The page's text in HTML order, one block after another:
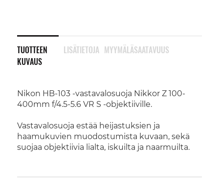
TUOTTEEN
KUVAUS
Nikon HB-103 -vastavalosuoja Nikkor Z 100-
400mm f/4.5-5.6 VR S -objektiiville.
Vastavalosuoja estää heijastuksien ja
haamukuvien muodostumista kuvaan, sekä
suojaa objektiivia lialta, iskuilta ja naarmuilta.
LISÄTIETOJA MYYMÄLÄSAATAVUUS